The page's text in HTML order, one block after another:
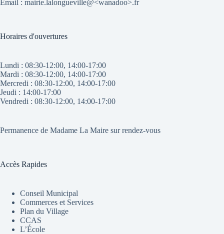
Email : mairie.lalongueville@<wanadoo>.fr
Horaires d'ouvertures
Lundi : 08:30-12:00, 14:00-17:00
Mardi : 08:30-12:00, 14:00-17:00
Mercredi : 08:30-12:00, 14:00-17:00
Jeudi : 14:00-17:00
Vendredi : 08:30-12:00, 14:00-17:00
Permanence de Madame La Maire sur rendez-vous
Accès Rapides
Conseil Municipal
Commerces et Services
Plan du Village
CCAS
L’École